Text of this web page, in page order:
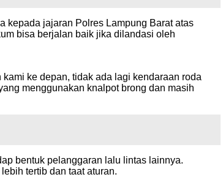
kepada jajaran Polres Lampung Barat atas
bisa berjalan baik jika dilandasi oleh
ke depan, tidak ada lagi kendaraan roda
menggunakan knalpot brong dan masih
bentuk pelanggaran lalu lintas lainnya.
tertib dan taat aturan.